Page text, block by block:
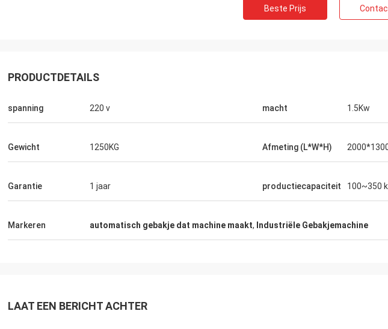
Mooi, geschikt, atmosferisch, echt, is de
de verpakking zeer hard, strikt, zijn de
snelle, fysieke en verkopersbeschrijving
De machines zijn zeer goede, éénjarige
van goede kwaliteit.
Beste Prijs
PRODUCTDETAILS
spanning 220 v macht 1.5Kw
Gewicht 1250KG Afmeting (L*W*H)
Garantie 1 jaar productiecapaciteit 100~350
Markeren automatisch gebakje dat machine maakt, Industriële Gebakjemachine
LAAT EEN BERICHT ACHTER